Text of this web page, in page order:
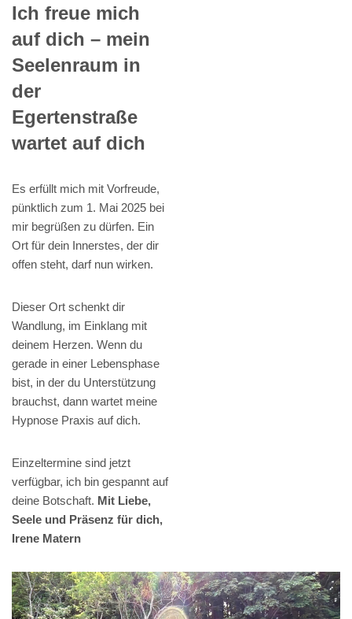
Ich freue mich
auf dich – mein
Seelenraum in
der
Egertenstraße
wartet auf dich
Es erfüllt mich mit Vorfreude,
pünktlich zum 1. Mai 2025 bei
mir begrüßen zu dürfen. Ein
Ort für dein Innerstes, der dir
offen steht, darf nun wirken.
Dieser Ort schenkt dir
Wandlung, im Einklang mit
deinem Herzen. Wenn du
gerade in einer Lebensphase
bist, in der du Unterstützung
brauchst, dann wartet meine
Hypnose Praxis auf dich.
Einzeltermine sind jetzt
verfügbar, ich bin gespannt auf
deine Botschaft. Mit Liebe,
Seele und Präsenz für dich,
Irene Matern